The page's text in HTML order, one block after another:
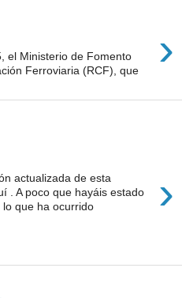
›
el Ministerio de Fomento
Ferroviaria (RCF), que
›
actualizada de esta
. A poco que hayáis estado
que ha ocurrido